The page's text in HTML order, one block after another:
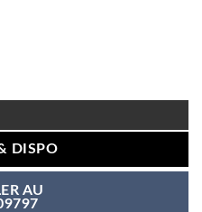
DISPO
AU